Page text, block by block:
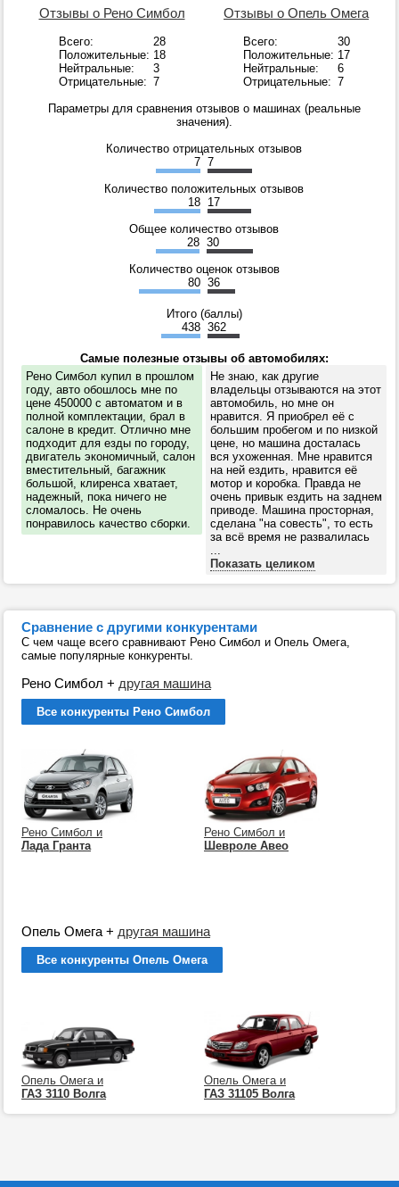
Отзывы о Рено Симбол
Всего:
28
Положительные: 18
Нейтральные:
3
Отрицательные: 7
Отзывы о Опель Омега
Всего:
30
Положительные: 17
Нейтральные:
6
Отрицательные: 7
Параметры для сравнения отзывов о машинах (реальные
значения).
Количество отрицательных отзывов
7 7
Количество положительных отзывов
18 17
Общее количество отзывов
28 30
Количество оценок отзывов
80 36
Итого (баллы)
438 362
Самые полезные отзывы об автомобилях:
Рено Симбол купил в прошлом
году, авто обошлось мне по
цене 450000 с автоматом и в
полной комплектации, брал в
салоне в кредит. Отлично мне
подходит для езды по городу,
двигатель экономичный, салон
вместительный, багажник
большой, клиренса хватает,
надежный, пока ничего не
сломалось. Не очень
понравилось качество сборки.
Не знаю, как другие
владельцы отзываются на этот
автомобиль, но мне он
нравится. Я приобрел её с
большим пробегом и по низкой
цене, но машина досталась
вся ухоженная. Мне нравится
на ней ездить, нравится её
мотор и коробка. Правда не
очень привык ездить на заднем
приводе. Машина просторная,
сделана "на совесть", то есть
за всё время не развалилась
Показать целиком
Сравнение с другими конкурентами
С чем чаще всего сравнивают Рено Симбол и Опель Омега,
самые популярные конкуренты.
Рено Симбол + другая машина
Все конкуренты Рено Симбол
Рено Симбол и
Лада Гранта
Рено Симбол и
Шевроле Авео
Опель Омега + другая машина
Все конкуренты Опель Омега
Опель Омега и
ГАЗ 3110 Волга
Опель Омега и
ГАЗ 31105 Волга